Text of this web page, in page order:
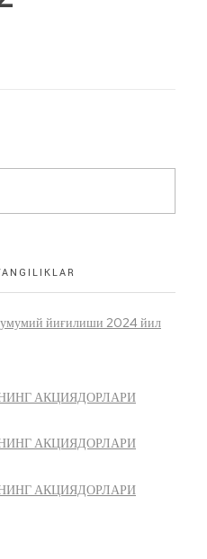
умумий йиғилиши 2024 йил
АКЦИЯДОРЛАРИ
АКЦИЯДОРЛАРИ
АКЦИЯДОРЛАРИ